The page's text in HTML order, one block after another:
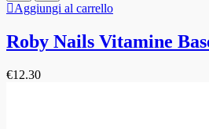
Aggiungi al carrello
Roby Nails Vitamine
€12.30